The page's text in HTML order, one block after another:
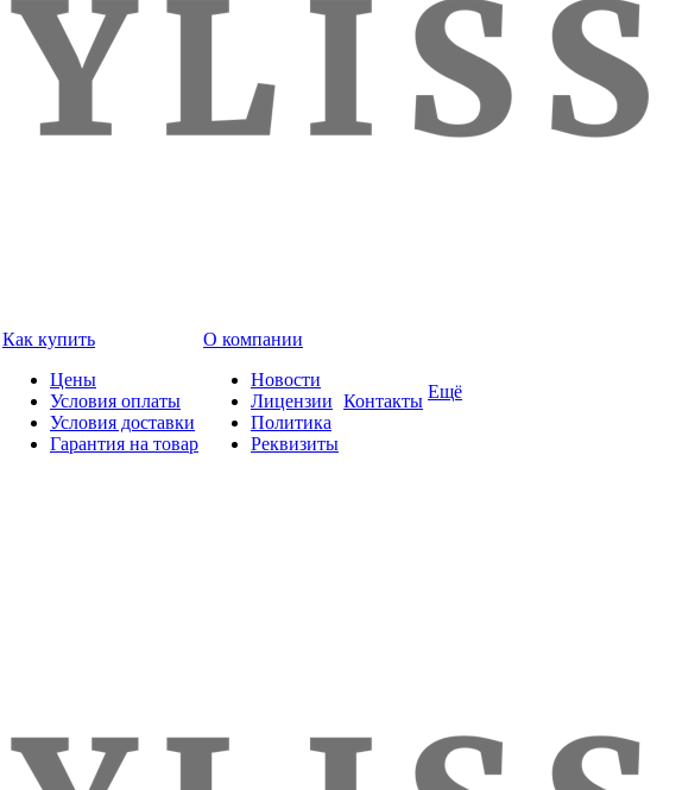
Как купить
Цены
Условия оплаты
Условия доставки
Гарантия на товар
О компании
Новости
Лицензии
Политика
Реквизиты
Контакты Ещё